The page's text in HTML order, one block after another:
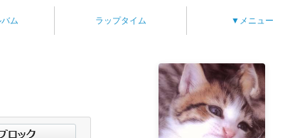
ム ラップタイム ▼メニュー